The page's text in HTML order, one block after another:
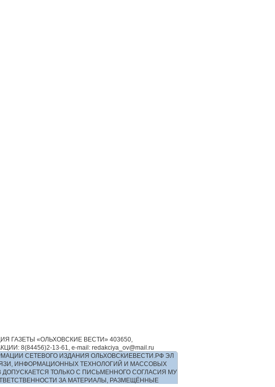
ГАЗЕТЫ «ОЛЬХОВСКИЕ ВЕСТИ» 403650,
8(84456)2-13-61, e-mail: redakciya_ov@mail.ru
СЕТЕВОГО ИЗДАНИЯ ОЛЬХОВСКИЕВЕСТИ.РФ ЭЛ
ИНФОРМАЦИОННЫХ ТЕХНОЛОГИЙ И МАССОВЫХ
ТОЛЬКО С ПИСЬМЕННОГО СОГЛАСИЯ МУ
ЗА МАТЕРИАЛЫ, РАЗМЕЩЁННЫЕ